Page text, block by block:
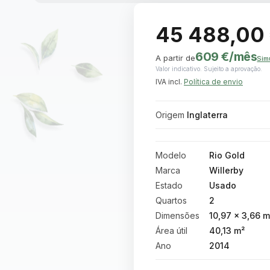
45 488,00
A partir de609 €/mês
Valor indicativo. Sujeito a aprovação.
IVA incl. Política de envio
Origem Inglaterra
Modelo
Rio Gold
Marca
Willerby
Estado
Usado
Quartos
2
Dimensões
10,97 × 3,66 m
Área útil
40,13 m²
Ano
2014